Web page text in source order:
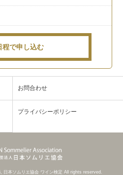
程で申し込む
お問合わせ
プライバシーポリシー
本ソムリエ協会 ワイン検定 All rights reserved.